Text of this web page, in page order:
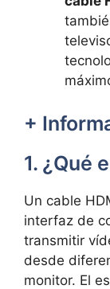
+
1. ¿Qué
Un cable
interfaz de
transmitir
desde
monitor. El